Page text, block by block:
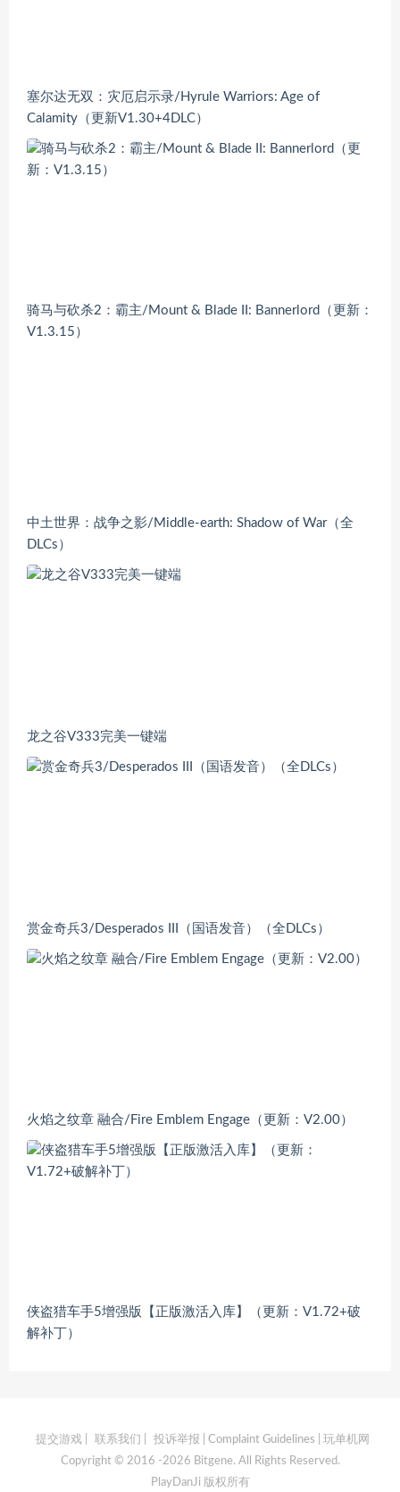
塞尔达无双：灾厄启示录/Hyrule Warriors: Age of
Calamity（更新V1.30+4DLC）
骑马与砍杀2：霸主/Mount & Blade II: Bannerlord（更新：
V1.3.15）
中土世界：战争之影/Middle-earth: Shadow of War（全
DLCs）
龙之谷V333完美一键端
赏金奇兵3/Desperados III（国语发音）（全DLCs）
火焰之纹章 融合/Fire Emblem Engage（更新：V2.00）
侠盗猎车手5增强版【正版激活入库】（更新：V1.72+破
解补丁）
提交游戏| 联系我们 投诉举报 | Complaint Guidelines | 玩单机网
Copyright © 2016 -2026 Bitgene. All Rights Reserved.
PlayDanJi 版权所有